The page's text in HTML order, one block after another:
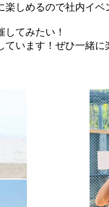
楽しめるので社内イ
てみたい！
ています！ぜひ一緒